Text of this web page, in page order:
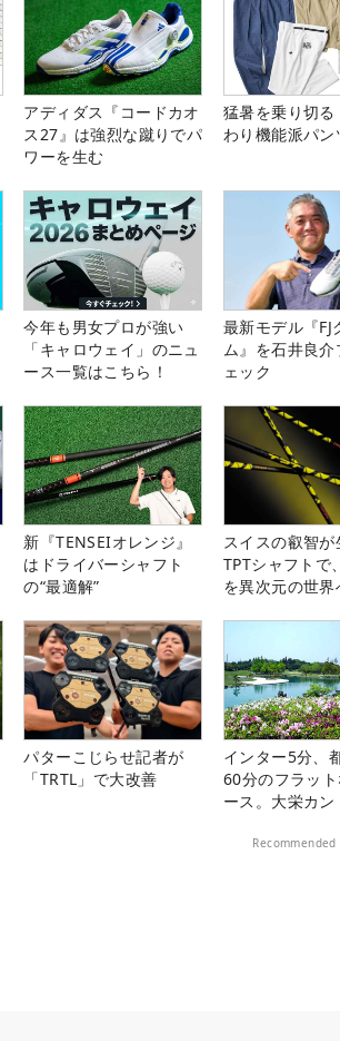
アディダス『コードカオ
ス27』は強烈な蹴りでパ
ワーを生む
猛暑を乗り切
わり機能派パ
今年も男女プロが強い
「キャロウェイ」のニュ
ース一覧はこちら！
最新モデル『FJ
ム』を石井良
ェック
新『TENSEIオレンジ』
はドライバーシャフト
の“最適解”
スイスの叡智
TPTシャフトで
を異次元の世界
パターこじらせ記者が
「TRTL」で大改善
インター5分、
60分のフラッ
ース。大栄カ
Recommended